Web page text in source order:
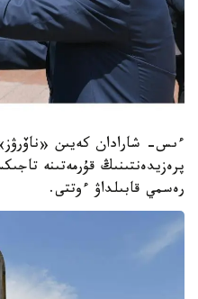
ءىس- شارادان كەيىن «ناۆرۋز»
پرەزيدەنتىنىڭ قۇرمەتىنە
رەسمي قابىلداۋ ءوتتى.